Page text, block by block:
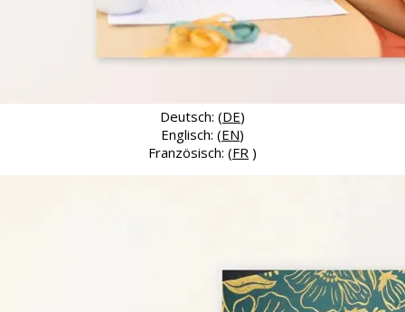
Deutsch: (DE)
Englisch: (EN)
Französisch: (FR )